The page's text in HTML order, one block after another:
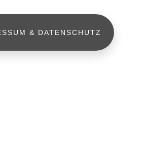
& DATENSCHUTZ